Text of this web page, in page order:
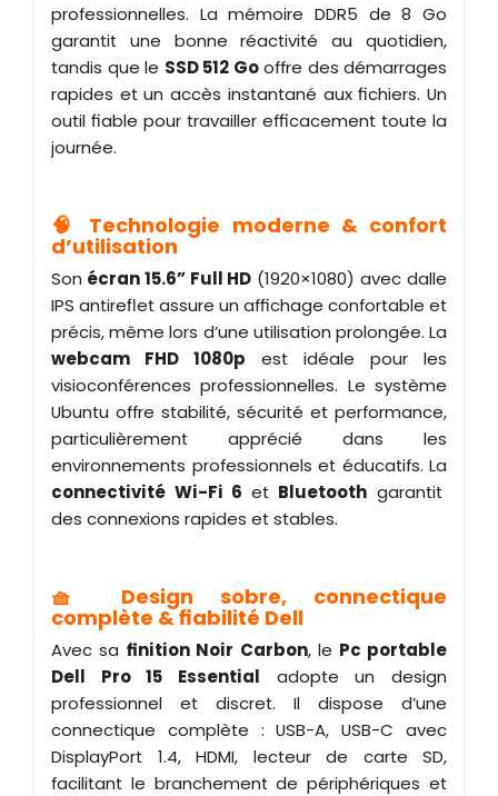
professionnelles. La mémoire DDR5 de 8 Go
garantit une bonne réactivité au quotidien,
tandis que le SSD 512 Gooffre des démarrages
rapides et un accès instantané aux fichiers. Un
outil fiable pour travailler efficacement toute la
journée.
🧠 Technologie moderne & confort
d’utilisation
Son écran 15.6” Full HD (1920×1080) avec dalle
IPS antireflet assure un affichage confortable et
précis, même lors d’une utilisation prolongée. La
webcam FHD 1080p est idéale pour les
visioconférences professionnelles. Le système
Ubuntu offre stabilité, sécurité et performance,
particulièrement apprécié dans les
environnements professionnels et éducatifs. La
connectivité Wi-Fi 6 et Bluetooth garantit
des connexions rapides et stables.
🧺 Design sobre, connectique
complète & fiabilité Dell
Avec sa finition Noir Carbon, le Pc portable
Dell Pro 15 Essential adopte un design
professionnel et discret. Il dispose d’une
connectique complète : USB-A, USB-C avec
DisplayPort 1.4, HDMI, lecteur de carte SD,
facilitant le branchement de périphériques et